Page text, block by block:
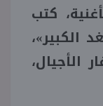
كتب
الكبير»،
الأجيال،